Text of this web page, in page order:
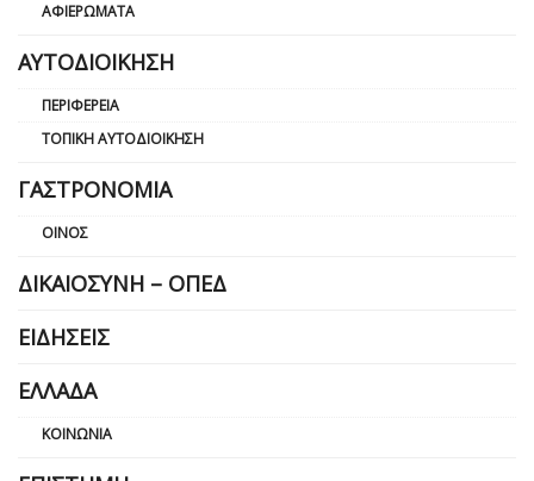
ΑΦΙΕΡΏΜΑΤΑ
ΑΥΤΟΔΙΟΊΚΗΣΗ
ΠΕΡΙΦΈΡΕΙΑ
ΤΟΠΙΚΉ ΑΥΤΟΔΙΟΊΚΗΣΗ
ΓΑΣΤΡΟΝΟΜΊΑ
ΟΊΝΟΣ
ΔΙΚΑΙΟΣΎΝΗ – ΟΠΕΔ
ΕΙΔΉΣΕΙΣ
ΕΛΛΆΔΑ
ΚΟΙΝΩΝΊΑ